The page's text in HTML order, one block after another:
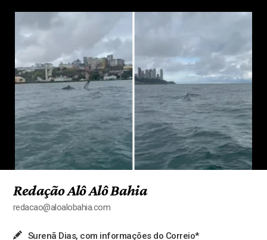
Redação Alô Alô Bahia
redacao@aloalobahia.com
Surenã Dias, com informações do Correio*